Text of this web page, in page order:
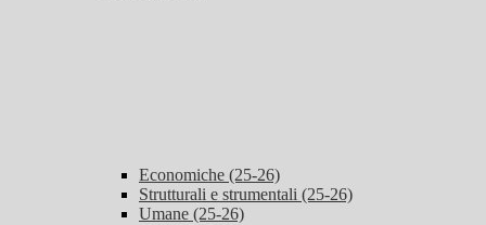
Economiche (25-26)
Strutturali e strumentali (25-26)
Umane (25-26)